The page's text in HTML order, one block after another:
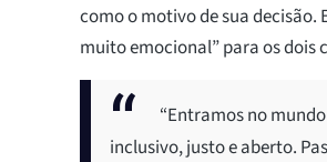
como o motivo de sua decisão.
muito emocional” para os dois
“Entramos no
inclusivo, justo e aberto.